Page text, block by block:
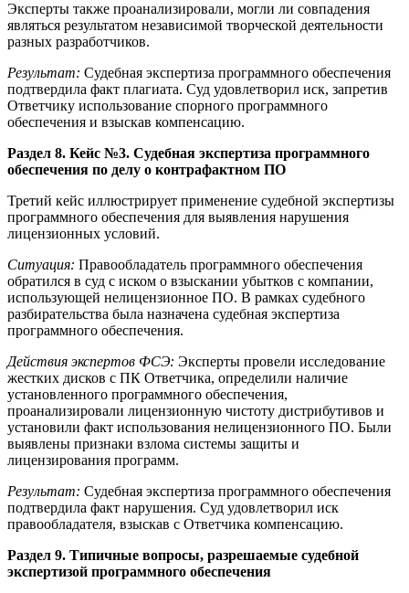
Эксперты также проанализировали, могли ли совпадения
являться результатом независимой творческой деятельности
разных разработчиков.
Результат: Судебная экспертиза программного обеспечения
подтвердила факт плагиата. Суд удовлетворил иск, запретив
Ответчику использование спорного программного
обеспечения и взыскав компенсацию.
Раздел 8. Кейс №3. Судебная экспертиза программного
обеспечения по делу о контрафактном ПО
Третий кейс иллюстрирует применение судебной экспертизы
программного обеспечения для выявления нарушения
лицензионных условий.
Ситуация: Правообладатель программного обеспечения
обратился в суд с иском о взыскании убытков с компании,
использующей нелицензионное ПО. В рамках судебного
разбирательства была назначена судебная экспертиза
программного обеспечения.
Действия экспертов ФСЭ: Эксперты провели исследование
жестких дисков с ПК Ответчика, определили наличие
установленного программного обеспечения,
проанализировали лицензионную чистоту дистрибутивов и
установили факт использования нелицензионного ПО. Были
выявлены признаки взлома системы защиты и
лицензирования программ.
Результат: Судебная экспертиза программного обеспечения
подтвердила факт нарушения. Суд удовлетворил иск
правообладателя, взыскав с Ответчика компенсацию.
Раздел 9. Типичные вопросы, разрешаемые судебной
экспертизой программного обеспечения